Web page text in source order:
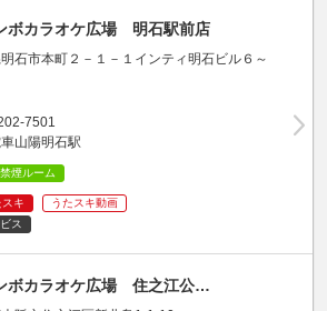
ボカラオケ広場 明石駅前店
石市本町２－１－１インティ明石ビル６～
7501
山陽明石駅
禁煙ルーム
スキ
うたスキ動画
ス
ボカラオケ広場 住之江公…